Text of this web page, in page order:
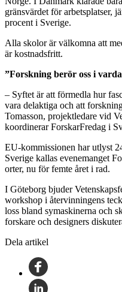
gränsvärdet för arbetsplatser,
procent i Sverige.
Alla skolor är välkomna att
är kostnadsfritt.
”Forskning berör oss i
– Syftet är att förmedla hur
vara delaktiga och att
Tomasson, projektledare vid
koordinerar ForskarFredag i
EU-kommissionen har utlyst
Sverige kallas evenemanget
orter, nu för femte året i rad.
I Göteborg bjuder
workshop i återvinningens
loss bland symaskinerna och
forskare och designers
Dela artikel